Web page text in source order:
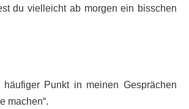
du vielleicht ab morgen ein bisschen
Punkt in meinen Gesprächen
machen“.